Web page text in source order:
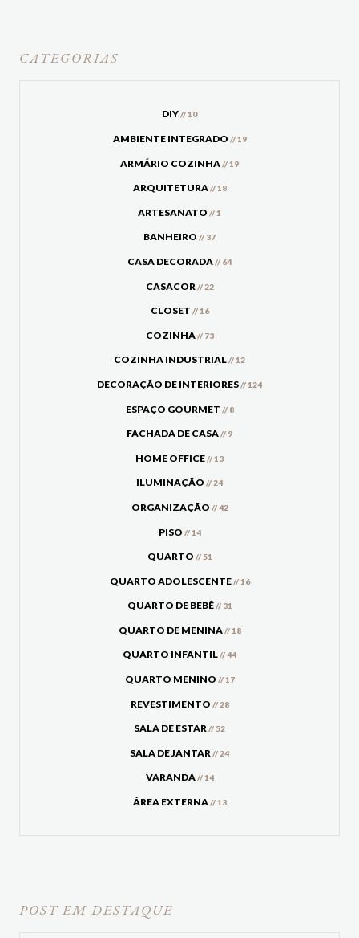
CATEGORIAS
DIY// 10
AMBIENTE INTEGRADO // 19
ARMÁRIO COZINHA// 19
ARQUITETURA// 18
ARTESANATO // 1
BANHEIRO // 37
CASA DECORADA// 64
CASACOR // 22
CLOSET // 16
COZINHA// 73
COZINHA INDUSTRIAL// 12
DECORAÇÃO DE INTERIORES// 124
ESPAÇO GOURMET // 8
FACHADA DE CASA// 9
HOME OFFICE// 13
ILUMINAÇÃO // 24
ORGANIZAÇÃO // 42
PISO // 14
QUARTO // 51
QUARTO ADOLESCENTE// 16
QUARTO DE BEBÊ// 31
QUARTO DE MENINA// 18
QUARTO INFANTIL// 44
QUARTO MENINO // 17
REVESTIMENTO // 28
SALA DE ESTAR// 52
SALA DE JANTAR // 24
VARANDA// 14
ÁREA EXTERNA// 13
POST EM DESTAQUE